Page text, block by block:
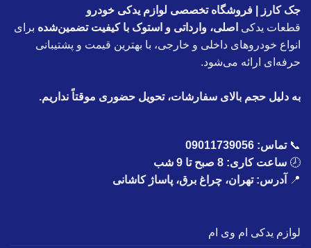
جک کارز | فروشگاه تخصصی لوازم یدکی خودرو
قطعات یدکی اصلی، وارداتی و استوک با کیفیت تضمین‌شده برای
انواع خودروهای داخلی و خارجی، با بهترین قیمت و پشتیبانی
حرفه‌ای ارائه می‌شود.
به دلیل حجم بالای سفارشات، تحویل حضوری موقتاً نداریم.
📞تماس: 09011739056
🕗 ساعت کاری: 8 صبح تا 9 شب
📍
آدرس: تهران، چراغ برق، پاساژ کاشانی
لوازم یدکی ام وی ام